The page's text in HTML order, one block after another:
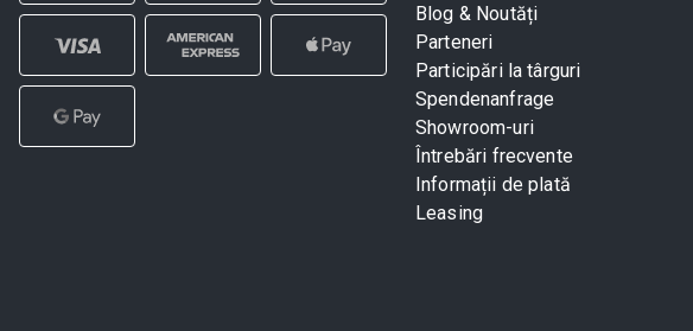
Blog & Noutăți
Parteneri
Participări la târguri
Spendenanfrage
Showroom-uri
Întrebări frecvente
Informații de plată
Leasing